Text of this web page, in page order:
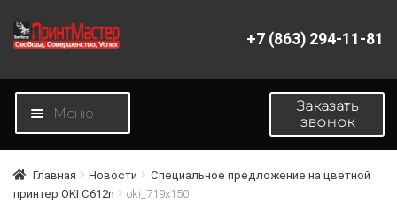
+7 (863) 294-11-81
Перейти
навигации
Перейти
содержимому
Меню
Заказать
звонок
Главная Новости
Специальное предложение на цветной
принтер OKI C612n
oki_719x150